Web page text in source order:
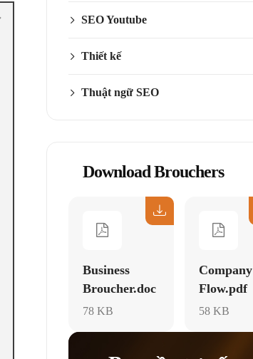
SEO Youtube
Thiết kế
Thuật ngữ SEO
Download Brouchers
Business
Broucher.doc
78 KB
Company
Flow.pdf
58 KB